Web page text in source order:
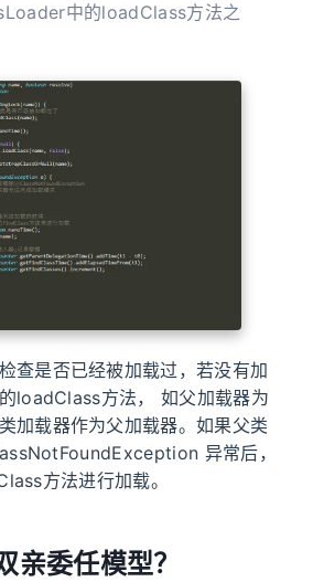
中的loadClass方法之
查是否已经被加载过，若没有加
loadClass方法， 如父加载器为
加载器作为父加载器。如果父类
异常后，
方法进行加载。
亲委任模型？